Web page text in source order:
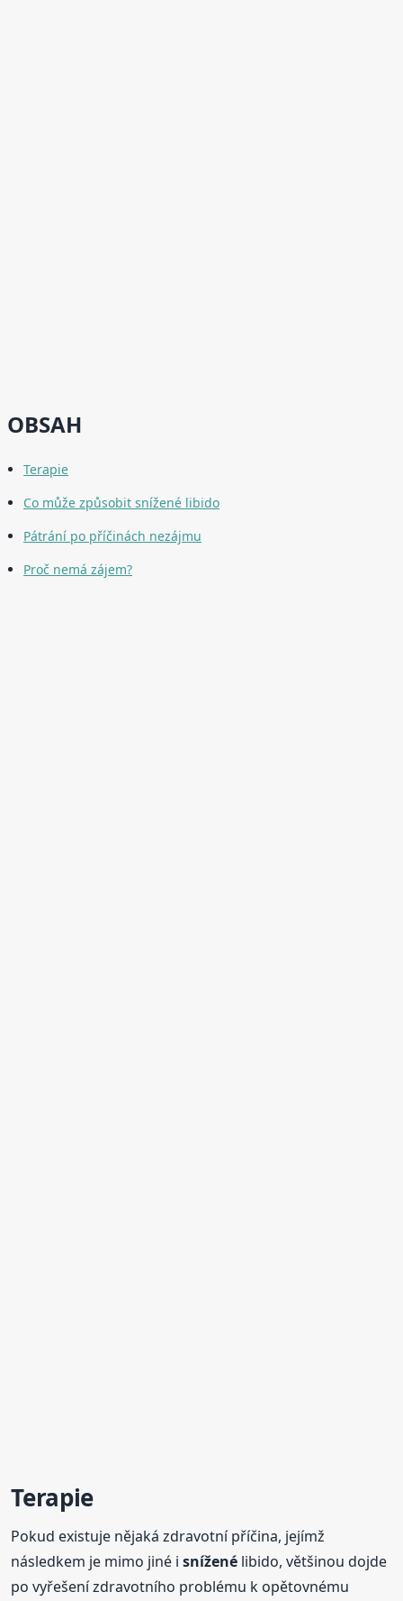
OBSAH
Terapie
Co může způsobit snížené libido
Pátrání po příčinách nezájmu
Proč nemá zájem?
Terapie
Pokud existuje nějaká zdravotní příčina, jejímž
následkem je mimo jiné isnížené libido, většinou dojde
po vyřešení zdravotního problému k opětovnému